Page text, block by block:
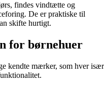
findes vindtætte og
De er praktiske til
skifte hurtigt.
for børnehuer
kendte mærker, som hver især